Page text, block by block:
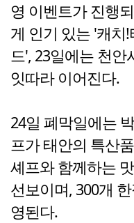
영 이벤트가 진행
게 인기 있는 '캐치
드', 23일에는 천안
잇따라 이어진다.
24일 폐막일에는
프가 태안의 특산
셰프와 함께하는
선보이며, 300개
영된다.